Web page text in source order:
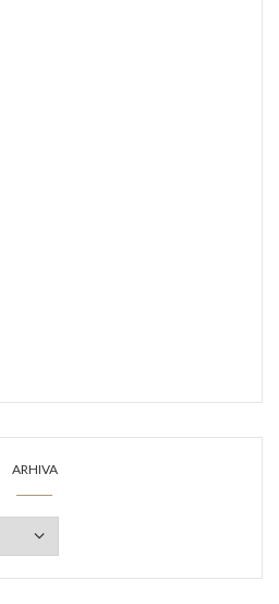
ARHIVA